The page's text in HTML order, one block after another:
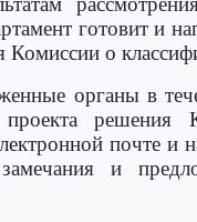
готовит и
Комиссии о
органы в
проекта решения
почте и
и